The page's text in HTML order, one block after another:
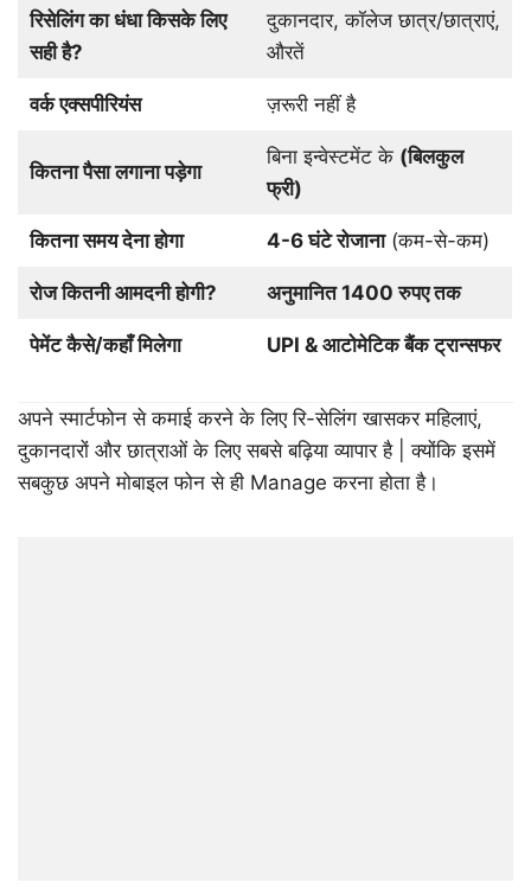
रिसेलिंग का धंधा किसके लिए
सही है?
दुकानदार, कॉलेज छात्र/छात्राएं,
औरतें
वर्क एक्सपीरियंस ज़रूरी नहीं है
कितना पैसा लगाना पड़ेगा
बिना इन्वेस्टमेंट के (बिलकुल
फ्री)
कितना समय देना होगा 4-6 घंटे रोजाना(कम-से-कम)
रोज कितनी आमदनी होगी? अनुमानित 1400 रुपए तक
पेमेंट कैसे/कहाँ मिलेगा UPI & आटोमेटिक बैंक ट्रान्सफर
अपने स्मार्टफोन से कमाई करने के लिए रि-सेलिंग खासकर महिलाएं,
दुकानदारों और छात्राओं के लिए सबसे बढ़िया व्यापार है | क्योंकि इसमें
सबकुछ अपने मोबाइल फोन से ही Manage करना होता है।